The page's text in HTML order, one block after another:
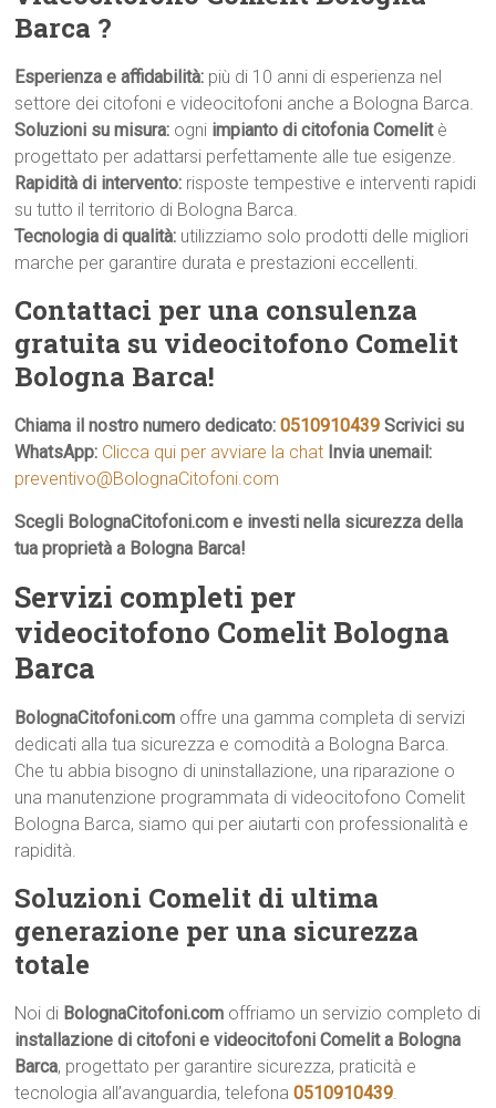
Barca ?
Esperienza e affidabilità: più di 10 anni di esperienza nel
settore dei citofoni e videocitofoni anche a Bologna Barca.
Soluzioni su misura: ogni impianto di citofonia Comelitè
progettato per adattarsi perfettamente alle tue esigenze.
Rapidità di intervento: risposte tempestive e interventi rapidi
su tutto il territorio di Bologna Barca.
Tecnologia di qualità: utilizziamo solo prodotti delle migliori
marche per garantire durata e prestazioni eccellenti.
Contattaci per una consulenza
gratuita su videocitofono Comelit
Bologna Barca!
Chiama il nostro numero dedicato:0510910439 Scrivici su
WhatsApp: Clicca qui per avviare la chat Invia unemail:
preventivo@BolognaCitofoni.com
Scegli BolognaCitofoni.com e investi nella sicurezza della
tua proprietà a Bologna Barca!
Servizi completi per
videocitofono Comelit Bologna
Barca
BolognaCitofoni.com offre una gamma completa di servizi
dedicati alla tua sicurezza e comodità a Bologna Barca.
Che tu abbia bisogno di uninstallazione, una riparazione o
una manutenzione programmata di videocitofono Comelit
Bologna Barca, siamo qui per aiutarti con professionalità e
rapidità.
Soluzioni Comelit di ultima
generazione per una sicurezza
totale
Noi di BolognaCitofoni.com offriamo un servizio completo di
installazione di citofoni e videocitofoni Comelit a Bologna
Barca, progettato per garantire sicurezza, praticità e
tecnologia all’avanguardia, telefona0510910439.